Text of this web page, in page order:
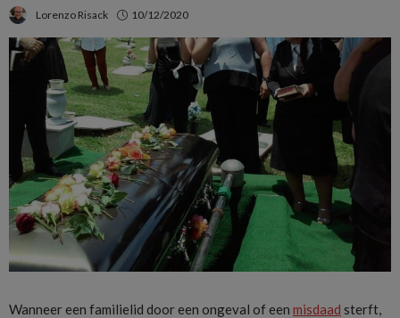
Lorenzo Risack 10/12/2020
Wanneer een familielid door een ongeval of een misdaad sterft,